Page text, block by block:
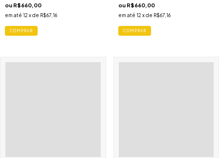
ou R$660,00
em até 12 x de R$67,16
ou R$660,00
em até 12 x de R$67,16